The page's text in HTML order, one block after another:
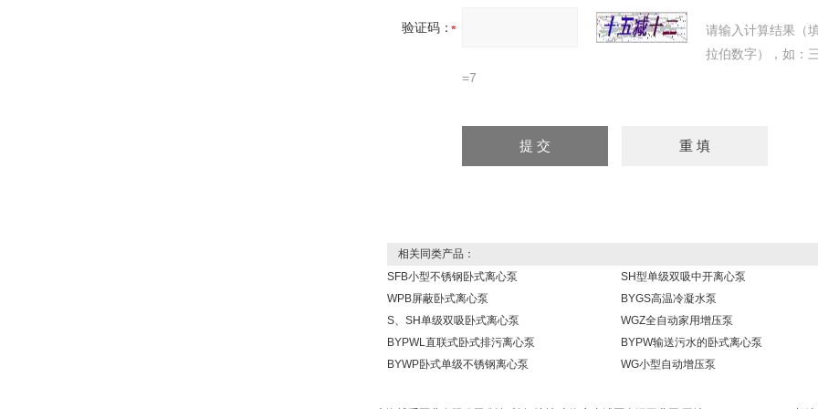
验证码：
请输入计算结果（
拉伯数字），如：
=7
相关同类产品：
SFB小型不锈钢卧式离心泵
SH型单级双吸中开离心泵
WPB屏蔽卧式离心泵
BYGS高温冷凝水泵
S、SH单级双吸卧式离心泵
WGZ全自动家用增压泵
BYPWL直联式卧式排污离心泵
BYPW输送污水的卧式离心泵
BYWP卧式单级不锈钢离心泵
WG小型自动增压泵